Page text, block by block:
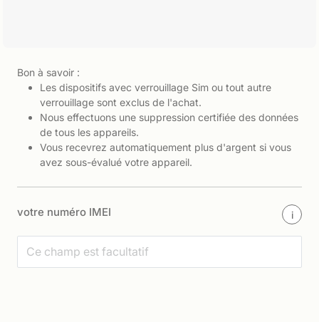
Bon à savoir :
Les dispositifs avec verrouillage Sim ou tout autre
verrouillage sont exclus de l'achat.
Nous effectuons une suppression certifiée des données
de tous les appareils.
Vous recevrez automatiquement plus d'argent si vous
avez sous-évalué votre appareil.
votre numéro IMEI i